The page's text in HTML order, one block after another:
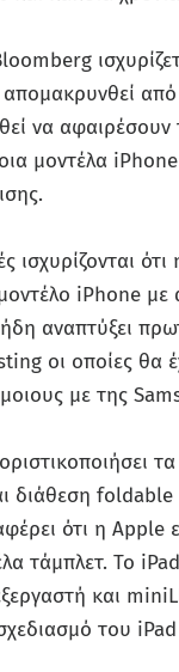
απομακρυνθεί
να
μοντέλα
ισχυρίζονται ότι
iPhone με
αναπτύξει
οι οποίες θα
με της
διάθεση foldable
ότι η Apple
τάμπλετ. Το
και
του